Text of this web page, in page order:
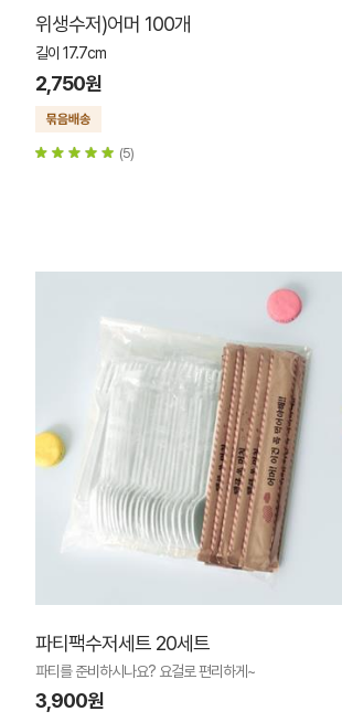
위생수저)어머 100개
길이 17.7cm
2,750원
(5)
파티팩수저세트 20세트
파티를 준비하시나요? 요걸로 편리하게~
3,900원